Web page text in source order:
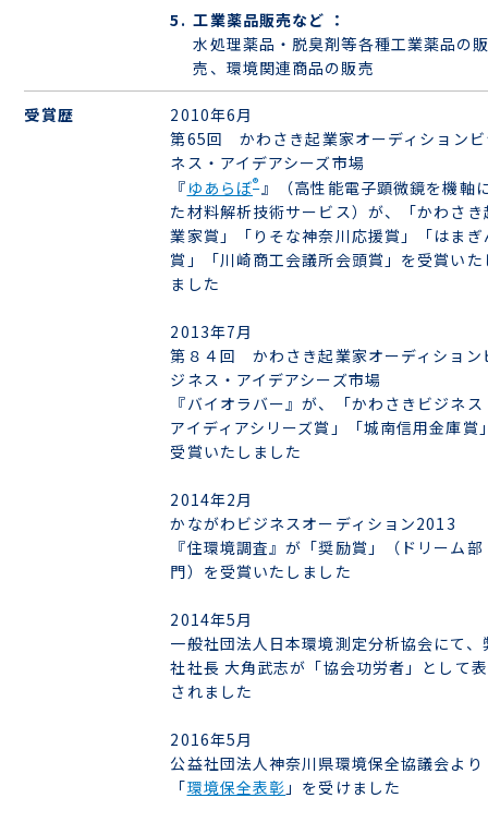
工業薬品販売など ：
水処理薬品・脱臭剤等各種工業薬品の
売、環境関連商品の販売
受賞歴
2010年6月
第65回 かわさき起業家オーディション
ネス・アイデアシーズ市場
『 ゆあらぼ® 』（高性能電子顕微鏡を機軸
た材料解析技術サービス）が、「かわさき
業家賞」「りそな神奈川応援賞」「はまぎ
賞」「川崎商工会議所会頭賞」を受賞いた
ました
2013年7月
第８４回 かわさき起業家オーディション
ジネス・アイデアシーズ市場
『バイオラバー』が、「かわさきビジネス
アイディアシリーズ賞」「城南信用金庫賞
受賞いたしました
2014年2月
かながわビジネスオーディション2013
『住環境調査』が「奨励賞」（ドリーム部
門）を受賞いたしました
2014年5月
一般社団法人日本環境測定分析協会にて、
社社長 大角武志が「協会功労者」として
されました
2016年5月
公益社団法人神奈川県環境保全協議会より
「環境保全表彰 」を受けました